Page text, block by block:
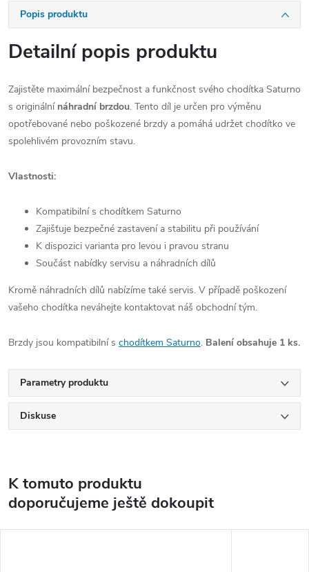
Popis produktu
Detailní popis produktu
Zajistěte maximální bezpečnost a funkčnost svého chodítka Saturno
s originální náhradní brzdou. Tento díl je určen pro výměnu
opotřebované nebo poškozené brzdy a pomáhá udržet chodítko ve
spolehlivém provozním stavu.
Vlastnosti:
Kompatibilní s chodítkem Saturno
Zajišťuje bezpečné zastavení a stabilitu při používání
K dispozici varianta pro levou i pravou stranu
Součást nabídky servisu a náhradních dílů
Kromě náhradních dílů nabízíme také servis. V případě poškození
vašeho chodítka neváhejte kontaktovat náš obchodní tým.
Brzdy jsou kompatibilní s chodítkem Saturno. Balení obsahuje 1 ks.
Parametry produktu
Diskuse
K tomuto produktu
doporučujeme ještě dokoupit